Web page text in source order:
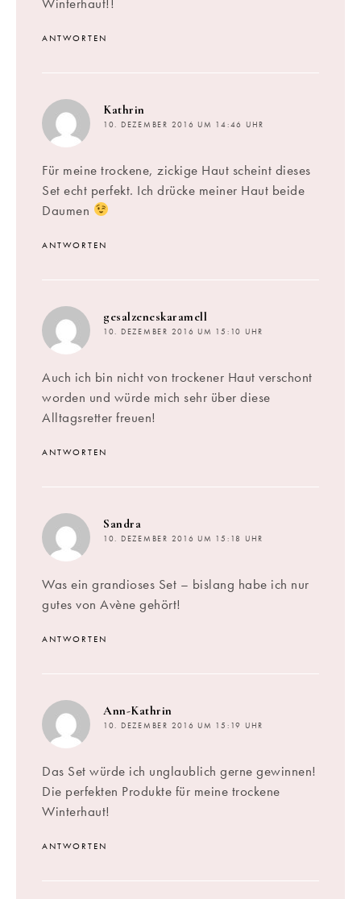
ANTWORTEN
Kathrin
10. DEZEMBER 2016 UM 14:46 UHR
Für meine trockene, zickige Haut scheint dieses
Set echt perfekt. Ich drücke meiner Haut beide
Daumen
ANTWORTEN
gesalzeneskaramell
10. DEZEMBER 2016 UM 15:10 UHR
Auch ich bin nicht von trockener Haut verschont
worden und würde mich sehr über diese
Alltagsretter freuen!
ANTWORTEN
Sandra
10. DEZEMBER 2016 UM 15:18 UHR
Was ein grandioses Set – bislang habe ich nur
gutes von Avène gehört!
ANTWORTEN
Ann-Kathrin
10. DEZEMBER 2016 UM 15:19 UHR
Das Set würde ich unglaublich gerne gewinnen!
Die perfekten Produkte für meine trockene
Winterhaut!
ANTWORTEN